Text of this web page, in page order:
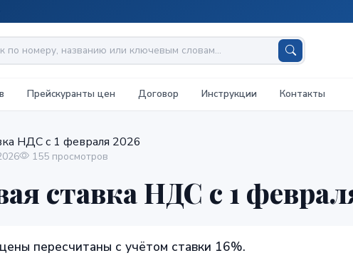
Прейскуранты цен Договор Инструкции Контакты
НДС с 1 февраля 2026
155 просмотров
ставка НДС с 1
пересчитаны с учётом ставки 16%.